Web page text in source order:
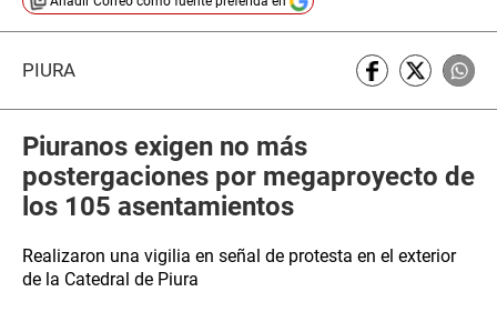
PIURA
Piuranos exigen no más
postergaciones por megaproyecto de
los 105 asentamientos
Realizaron una vigilia en señal de protesta en el exterior
de la Catedral de Piura